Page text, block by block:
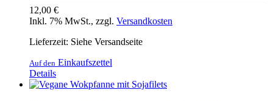
12,00 €
Inkl. 7% MwSt., zzgl. Versandkosten
Lieferzeit: Siehe Versandseite
Auf den Einkaufszettel
Details